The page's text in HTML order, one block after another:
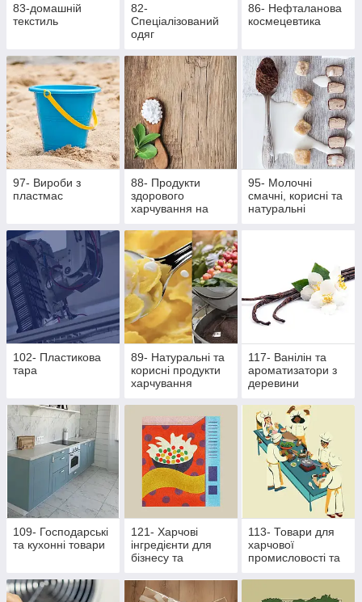
83-домашній
текстиль
82-
Спеціалізований
одяг
86- Нефталанова
космецевтика
97- Вироби з
пластмас
88- Продукти
здорового
харчування на
стевії
95- Молочні
смачні, корисні та
натуральні
102- Пластикова
тара
89- Натуральні та
корисні продукти
харчування
117- Ванілін та
ароматизатори з
деревини
109- Господарські
та кухонні товари
121- Харчові
інгредієнти для
бізнесу та
113- Товари для
харчової
промисловості та
бізнесу